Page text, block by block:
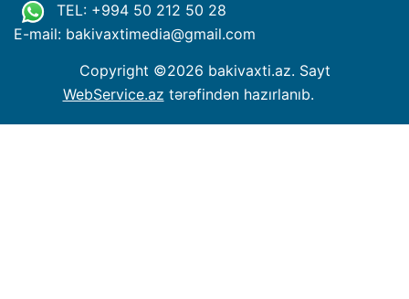
TEL: +994 50 212 50 28
E-mail: bakivaxtimedia@gmail.com
Copyright ©2026 bakivaxti.az. Sayt
WebService.az tərəfindən hazırlanıb.